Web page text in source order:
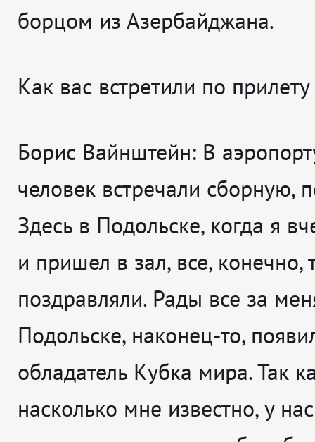
борцом из Азербайджана.
Как вас встретили по
Борис Вайнштейн: В
человек встречали сборную,
Здесь в Подольске, когда я
и пришел в зал, все, конечно,
поздравляли. Рады все за
Подольске, наконец-то,
обладатель Кубка мира. Так
насколько мне известно, у